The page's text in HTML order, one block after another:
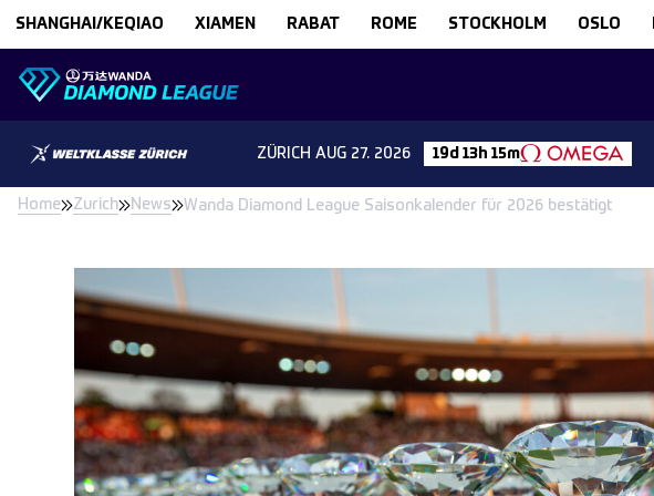
SHANGHAI/KEQIAO XIAMEN RABAT ROME STOCKHOLM OSLO
ZÜRICH AUG 27. 2026 19d 13h 15m
Home Zurich News Wanda Diamond League Saisonkalender für 2026 bestätigt